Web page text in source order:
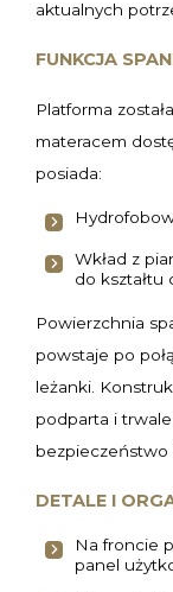
aktualnych
FUNKCJA
Platforma
materacem
posiada:
Wkład z
do kształtu
Powierzchnia
powstaje po
leżanki.
podparta i
bezpieczeństwo
DETALE I
Na froncie
panel